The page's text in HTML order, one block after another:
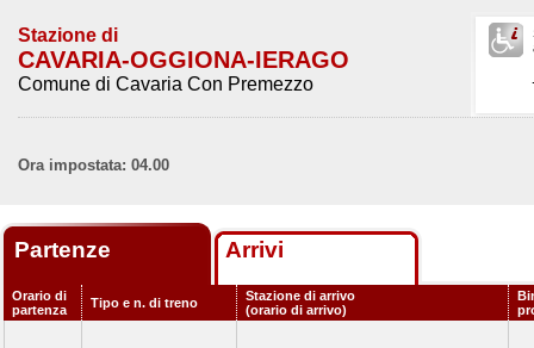
Stazione di
CAVARIA-OGGIONA-IERAGO
Comune di Cavaria Con Premezzo
Ora impostata: 04.00
Partenze Arrivi
Orario di
partenza
Tipo e n. di treno
Stazione di arrivo
(orario di arrivo)